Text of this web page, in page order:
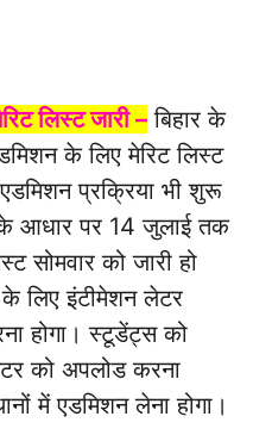
लिस्ट जारी – बिहार के
के लिए मेरिट लिस्ट
प्रक्रिया भी शुरू
के आधार पर 14 जुलाई तक
सोमवार को जारी हो
लिए इंटीमेशन लेटर
होगा। स्टूडेंट्स को
को अपलोड करना
में एडमिशन लेना होगा।